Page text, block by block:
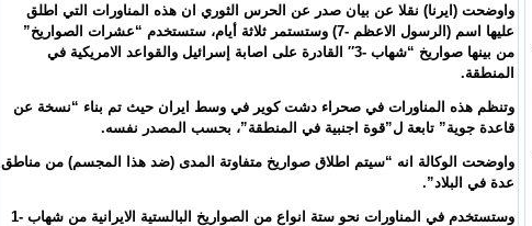
واوضحت (ايرنا) نقلا عن بيان صدر عن الحرس الثوري ان هذه المناورات التي اطلق
عليها اسم (الرسول الاعظم -7) وستستمر ثلاثة أيام، ستستخدم “عشرات الصواريخ”
من بينها صواريخ “شهاب -3″ القادرة على اصابة إسرائيل والقواعد الامريكية في
المنطقة.
وتنظم هذه المناورات في صحراء دشت كوير في وسط ايران حيث تم بناء “نسخة عن
قاعدة جوية” تابعة ل”قوة اجنبية في المنطقة”، بحسب المصدر نفسه.
واوضحت الوكالة انه “سيتم اطلاق صواريخ متفاوتة المدى (ضد هذا المجسم) من مناطق
عدة في البلاد”.
وستستخدم في المناورات نحو ستة انواع من الصواريخ البالستية الايرانية من شهاب -1